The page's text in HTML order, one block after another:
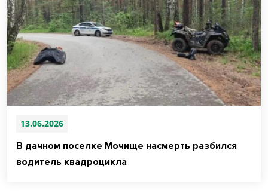
13.06.2026
В дачном поселке Мочище насмерть разбился
водитель квадроцикла